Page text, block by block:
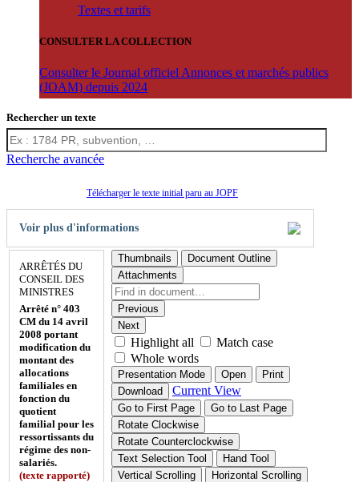
Textes et tarifs
CONSULTER LA COLLECTION
Consulter le Journal officiel Annonces et marchés publics
(JOAM) depuis 2024
Rechercher un texte
Recherche avancée
Télécharger le texte initial paru au JOPF
Voir plus d'informations
ARRÊTÉS DU
CONSEIL DES
MINISTRES
Arrêté n° 403
CM du 14 avril
2008 portant
modification du
montant des
allocations
familiales en
fonction du
quotient
familial pour les
ressortissants du
régime des non-
salariés.
(texte rapporté)
Thumbnails
Document Outline
Attachments
Previous
Next
Highlight all
Match case
Whole words
Presentation Mode Open
Print
Download
Current View
Go to First Page
Go to Last Page
Rotate Clockwise
Rotate Counterclockwise
Text Selection Tool
Hand Tool
Vertical Scrolling
Horizontal Scrolling